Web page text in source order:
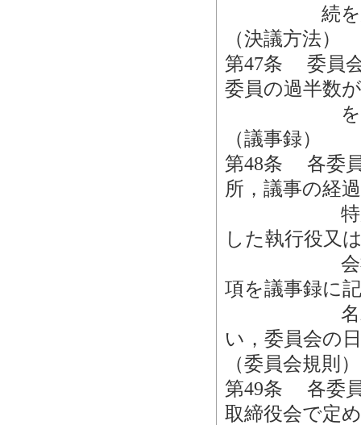
続を経る
（決議方法）
第47条 委員
委員の過半数
をもっ
（議事録）
第48条 各委
所，議事の経
特別利害
した執行役又
会社法施
項を議事録に
名若しく
い，委員会の
（委員会規則）
第49条 各委
取締役会で定